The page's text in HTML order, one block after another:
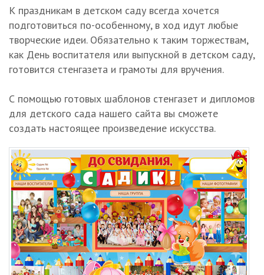
К праздникам в детском саду всегда хочется
подготовиться по-особенному, в ход идут любые
творческие идеи. Обязательно к таким торжествам,
как День воспитателя или выпускной в детском саду,
готовится стенгазета и грамоты для вручения.
С помощью готовых шаблонов стенгазет и дипломов
для детского сада нашего сайта вы сможете
создать настоящее произведение искусства.